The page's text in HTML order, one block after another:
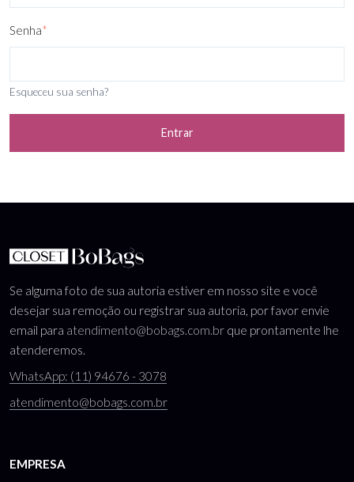
Senha*
Esqueceu sua senha?
Entrar
Se alguma foto de sua autoria estiver em nosso site e você
desejar sua remoção ou registrar sua autoria, por favor envie
email para atendimento@bobags.com.br que prontamente lhe
atenderemos.
WhatsApp: (11) 94676 - 3078
atendimento@bobags.com.br
EMPRESA